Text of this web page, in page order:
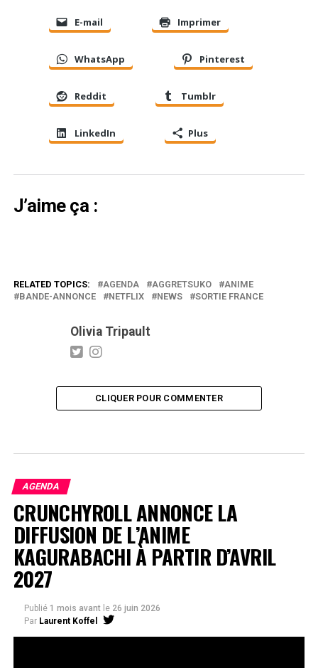
E-mail Imprimer
WhatsApp Pinterest
Reddit Tumblr
LinkedIn Plus
J’aime ça :
RELATED TOPICS: AGENDA AGGRETSUKO
ANIME
BANDE-ANNONCE
NETFLIX NEWS SORTIE FRANCE
Olivia Tripault
CLIQUER POUR COMMENTER
AGENDA
CRUNCHYROLL ANNONCE LA
DIFFUSION DE L’ANIME
KAGURABACHI À PARTIR D’AVRIL
2027
Publié 1 mois avant le 26 juin 2026
Par Laurent Koffel